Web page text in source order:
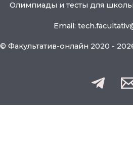
Олимпиады и тесты для
Email:
© Факультатив-онлайн 2020 -